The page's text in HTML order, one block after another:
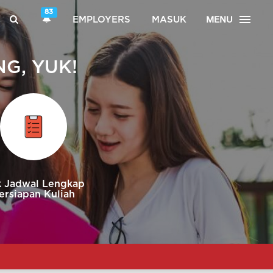
83
EMPLOYERS MASUK MENU
YUK!
Jadwal Lengkap
Kuliah